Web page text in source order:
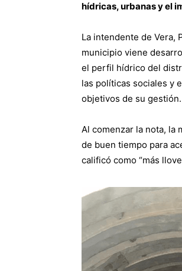
hídricas, urbanas y el
La intendente de Vera,
municipio viene
el perfil hídrico del
las políticas sociales y
objetivos de su gestión.
Al comenzar la nota, la
de buen tiempo para
calificó como “más